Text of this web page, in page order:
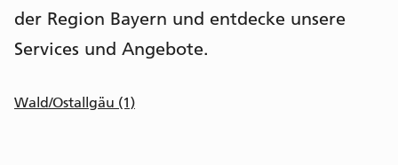
der Region Bayern und entdecke unsere
Services und Angebote.
Wald/Ostallgäu (1)